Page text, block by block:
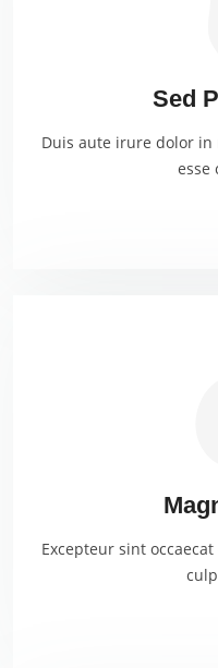
Sed
Duis aute irure dolor
esse
Excepteur sint